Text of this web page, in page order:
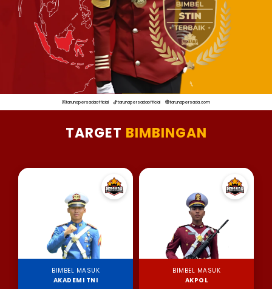
tarunapersadaofficial tarunapersadaofficial tarunapersada.com
TARGET BIMBINGAN
BIMBEL MASUK
AKADEMI TNI
BIMBEL MASUK
AKPOL